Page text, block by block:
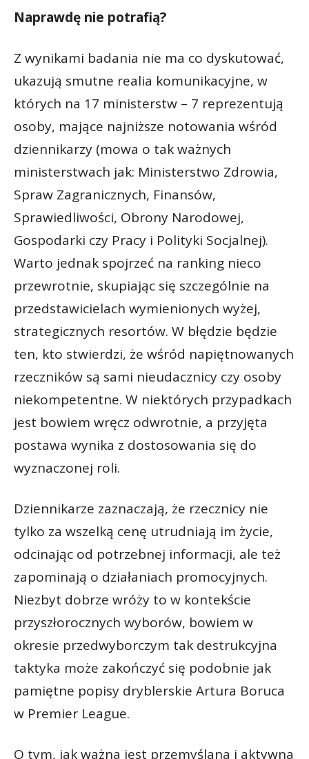
Naprawdę nie potrafią?
Z wynikami badania nie ma co dyskutować,
ukazują smutne realia komunikacyjne, w
których na 17 ministerstw – 7 reprezentują
osoby, mające najniższe notowania wśród
dziennikarzy (mowa o tak ważnych
ministerstwach jak: Ministerstwo Zdrowia,
Spraw Zagranicznych, Finansów,
Sprawiedliwości, Obrony Narodowej,
Gospodarki czy Pracy i Polityki Socjalnej).
Warto jednak spojrzeć na ranking nieco
przewrotnie, skupiając się szczególnie na
przedstawicielach wymienionych wyżej,
strategicznych resortów. W błędzie będzie
ten, kto stwierdzi, że wśród napiętnowanych
rzeczników są sami nieudacznicy czy osoby
niekompetentne. W niektórych przypadkach
jest bowiem wręcz odwrotnie, a przyjęta
postawa wynika z dostosowania się do
wyznaczonej roli.
Dziennikarze zaznaczają, że rzecznicy nie
tylko za wszelką cenę utrudniają im życie,
odcinając od potrzebnej informacji, ale też
zapominają o działaniach promocyjnych.
Niezbyt dobrze wróży to w kontekście
przyszłorocznych wyborów, bowiem w
okresie przedwyborczym tak destrukcyjna
taktyka może zakończyć się podobnie jak
pamiętne popisy dryblerskie Artura Boruca
w Premier League.
O tym, jak ważna jest przemyślana i aktywna